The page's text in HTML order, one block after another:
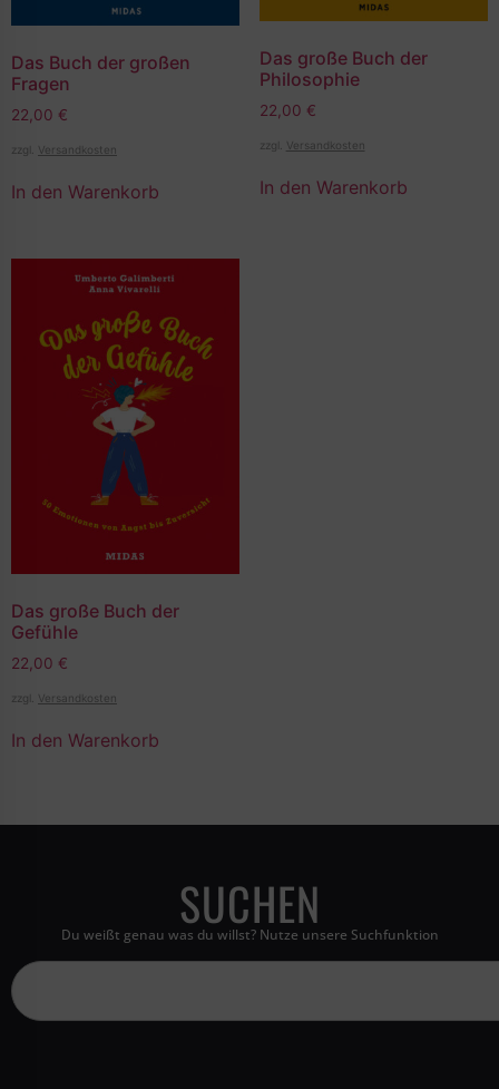
Das Buch der großen
Fragen
22,00 €
zzgl. Versandkosten
In den Warenkorb
Das große Buch der
Philosophie
22,00 €
zzgl. Versandkosten
In den Warenkorb
Das große Buch der
Gefühle
22,00 €
zzgl. Versandkosten
In den Warenkorb
SUCHEN
Du weißt genau was du willst? Nutze unsere Suchfunktion